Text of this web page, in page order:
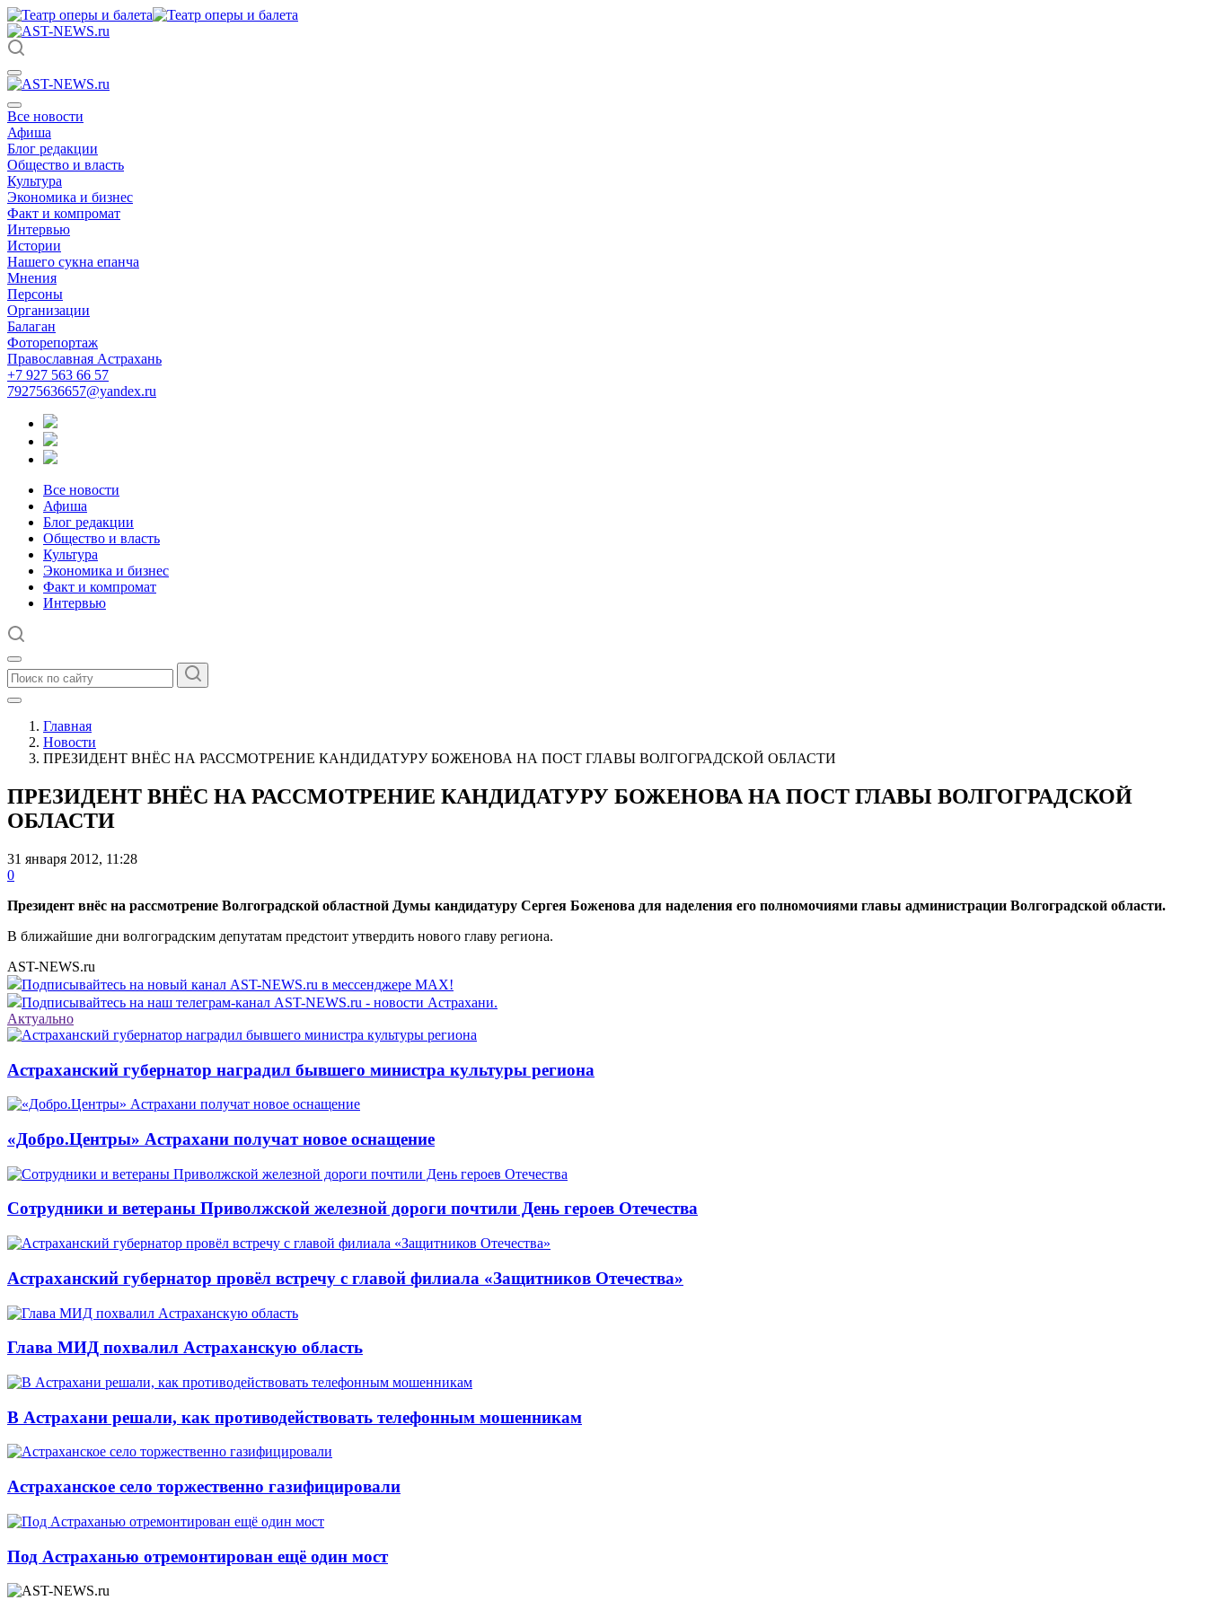
Все новости
Афиша
Блог редакции
Общество и власть
Культура
Экономика и бизнес
Факт и компромат
Интервью
Истории
Нашего сукна епанча
Мнения
Персоны
Организации
Балаган
Фоторепортаж
Православная Астрахань
+7 927 563 66 57
79275636657@yandex.ru
Все новости
Афиша
Блог редакции
Общество и власть
Культура
Экономика и бизнес
Факт и компромат
Интервью
Главная
Новости
ПРЕЗИДЕНТ ВНЁС НА РАССМОТРЕНИЕ КАНДИДАТУРУ БОЖЕНОВА НА ПОСТ ГЛАВЫ ВОЛГОГРАДСКОЙ ОБЛАСТИ
ПРЕЗИДЕНТ ВНЁС НА РАССМОТРЕНИЕ КАНДИДАТУРУ БОЖЕНОВА НА ПОСТ ГЛАВЫ ВОЛГОГРАДСКОЙ
ОБЛАСТИ
31 января 2012, 11:28
0
Президент внёс на рассмотрение Волгоградской областной Думы кандидатуру Сергея Боженова для наделения его полномочиями главы администрации Волгоградской области.
В ближайшие дни волгоградским депутатам предстоит утвердить нового главу региона.
AST-NEWS.ru
Подписывайтесь на новый канал AST-NEWS.ru в мессенджере MAX!
Подписывайтесь на наш телеграм-канал AST-NEWS.ru - новости Астрахани.
Актуально
Астраханский губернатор наградил бывшего министра культуры региона
«Добро.Центры» Астрахани получат новое оснащение
Сотрудники и ветераны Приволжской железной дороги почтили День героев Отечества
Астраханский губернатор провёл встречу с главой филиала «Защитников Отечества»
Глава МИД похвалил Астраханскую область
В Астрахани решали, как противодействовать телефонным мошенникам
Астраханское село торжественно газифицировали
Под Астраханью отремонтирован ещё один мост